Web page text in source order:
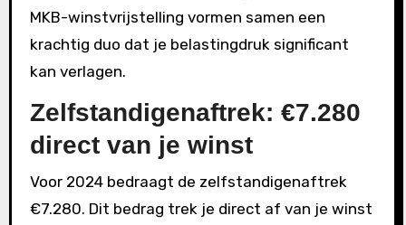
MKB-winstvrijstelling vormen samen een
krachtig duo dat je belastingdruk significant
kan verlagen.
Zelfstandigenaftrek: €7.280
direct van je winst
Voor 2024 bedraagt de zelfstandigenaftrek
€7.280. Dit bedrag trek je direct af van je winst